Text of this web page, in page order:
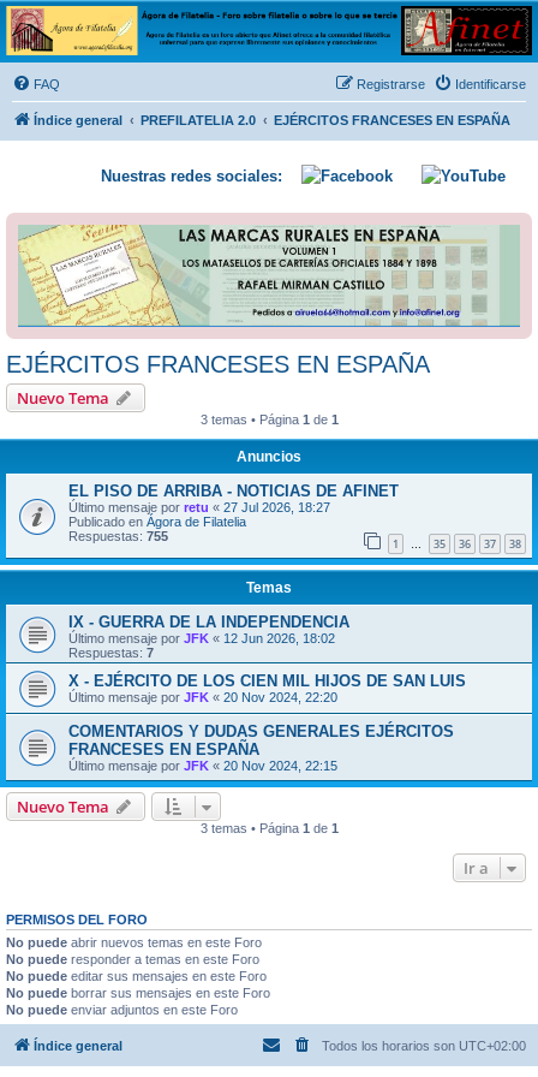
Ágora de Filatelia
Foro sobre filatelia o sobre lo que se tercie. Ágora de Filatelia es un foro abierto que Afinet
ofrece a la comunidad filatélica universal para que exprese libremente sus opiniones y
conocimientos
FAQ Identificarse
Registrarse
Índice general PREFILATELIA 2.0 EJÉRCITOS FRANCESES EN ESPAÑA
Nuestras redes sociales:
EJÉRCITOS FRANCESES EN ESPAÑA
Nuevo Tema
3 temas • Página 1 de 1
Anuncios
EL PISO DE ARRIBA - NOTICIAS DE AFINET
Último mensaje por retu « 27 Jul 2026, 18:27
Publicado en Ágora de Filatelia
Respuestas: 755 1 … 35 36 37 38
Temas
IX - GUERRA DE LA INDEPENDENCIA
Último mensaje por JFK « 12 Jun 2026, 18:02
Respuestas: 7
X - EJÉRCITO DE LOS CIEN MIL HIJOS DE SAN LUIS
Último mensaje por JFK « 20 Nov 2024, 22:20
COMENTARIOS Y DUDAS GENERALES EJÉRCITOS
FRANCESES EN ESPAÑA
Último mensaje por JFK « 20 Nov 2024, 22:15
Nuevo Tema
3 temas • Página 1 de 1
Ir a
PERMISOS DEL FORO
No puede abrir nuevos temas en este Foro
No puede responder a temas en este Foro
No puede editar sus mensajes en este Foro
No puede borrar sus mensajes en este Foro
No puede enviar adjuntos en este Foro
Índice general Todos los horarios son UTC+02:00